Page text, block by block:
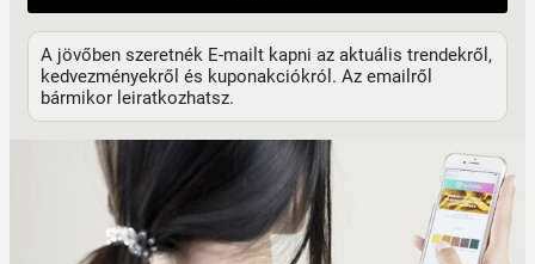
A jövőben szeretnék E-mailt kapni az aktuális trendekről,
kedvezményekről és kuponakciókról. Az emailről
bármikor leiratkozhatsz.